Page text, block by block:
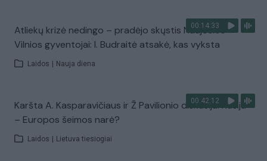
00:14:33
Atliekų krizė nedingo – pradėjo skųstis Naujosios
Vilnios gyventojai: I. Budraitė atsakė, kas vyksta
Laidos Nauja diena
00:42:12
Karšta A. Kasparavičiaus ir Ž Pavilionio diskusija: Rusija
– Europos šeimos narė?
Laidos Lietuva tiesiogiai